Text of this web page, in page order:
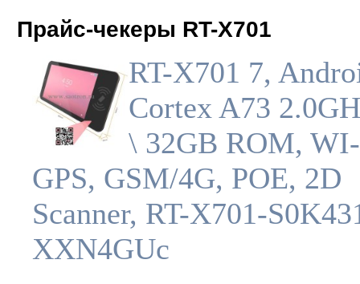
Прайс-чекеры RT-X701
RT-X701 7,
Cortex A73
\ 32GB ROM,
GPS, GSM/4G, POE, 2D
Scanner, RT-X701-
XXN4GUc